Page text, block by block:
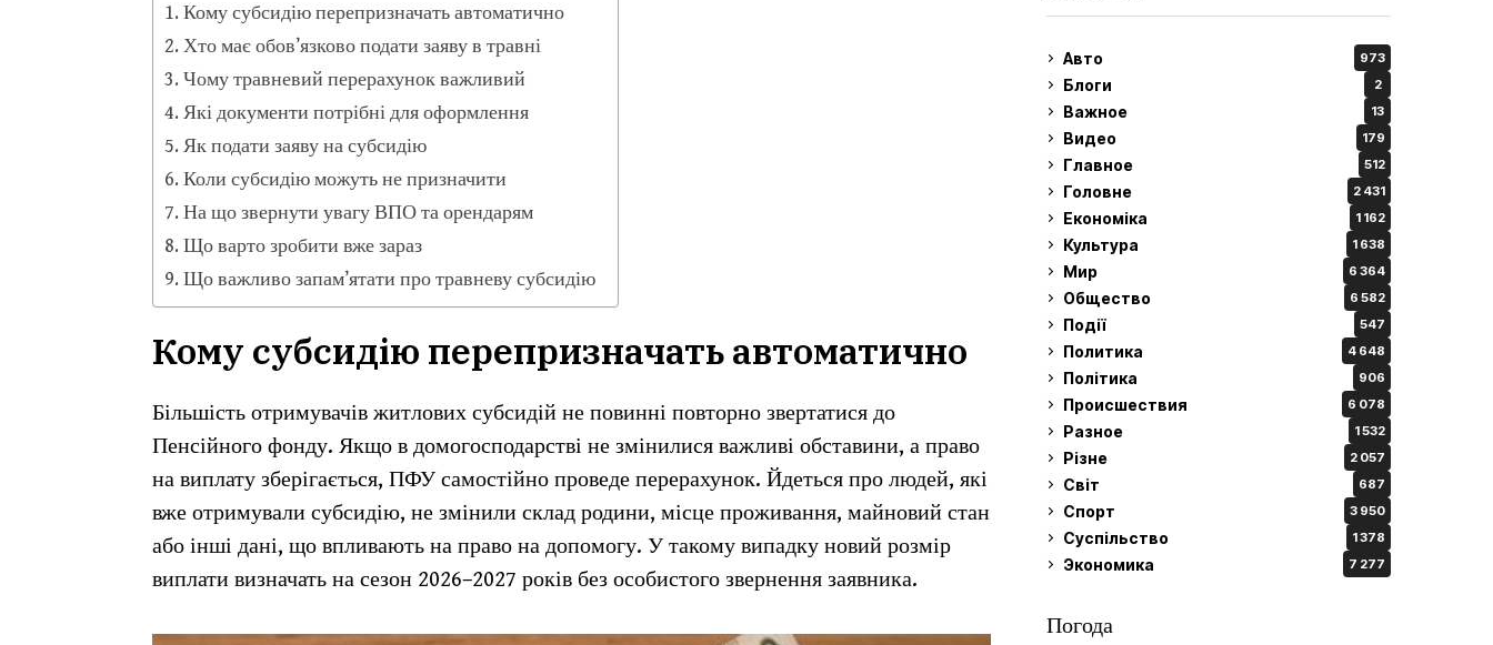
Кому субсидію перепризначать автоматично
Хто має обов’язково подати заяву в травні
Чому травневий перерахунок важливий
Які документи потрібні для оформлення
Як подати заяву на субсидію
Коли субсидію можуть не призначити
На що звернути увагу ВПО та орендарям
Що варто зробити вже зараз
Що важливо запам’ятати про травневу субсидію
Кому субсидію перепризначать автоматично
Більшість отримувачів житлових субсидій не повинні повторно звертатися до
Пенсійного фонду. Якщо в домогосподарстві не змінилися важливі обставини, а право
на виплату зберігається, ПФУ самостійно проведе перерахунок. Йдеться про людей, які
вже отримували субсидію, не змінили склад родини, місце проживання, майновий стан
або інші дані, що впливають на право на допомогу. У такому випадку новий розмір
виплати визначать на сезон 2026–2027 років без особистого звернення заявника.
Авто 973
Блоги 2
Важное 13
Видео 179
Главное 512
Головне 2 431
Економіка 1 162
Культура 1 638
Мир 6 364
Общество 6 582
Події 547
Политика 4 648
Політика 906
Происшествия 6 078
Разное 1 532
Різне 2 057
Світ 687
Спорт 3 950
Суспільство 1 378
Экономика 7 277
Погода